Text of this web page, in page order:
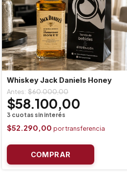
Whiskey Jack Daniels Honey
$58.100,00
$60.000,00
$52.290,00